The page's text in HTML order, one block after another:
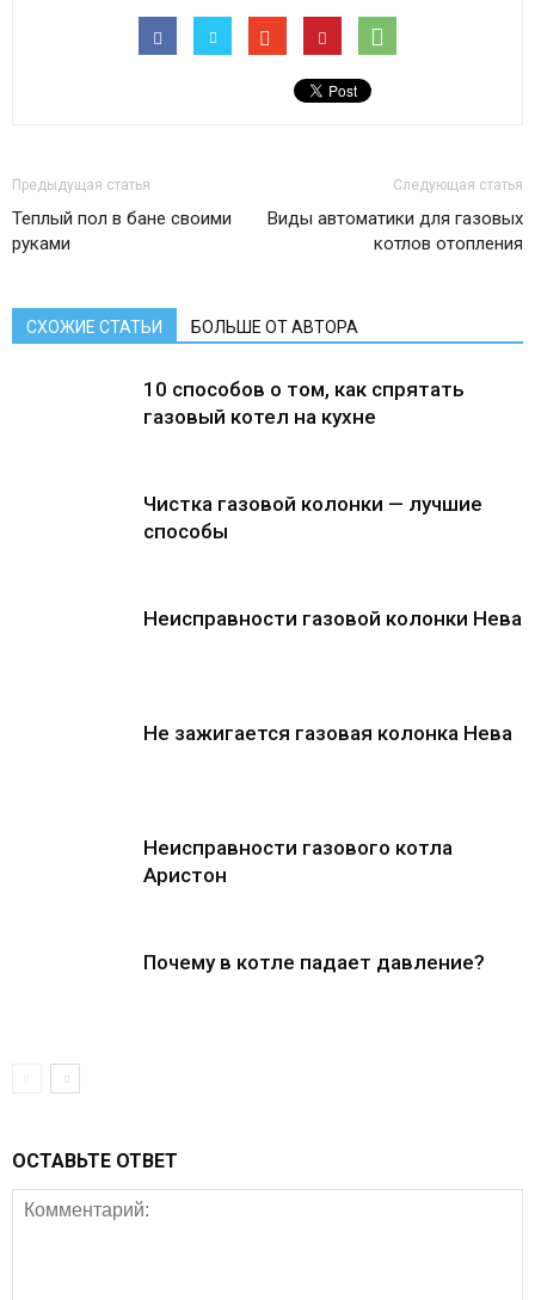
Предыдущая статья
Теплый пол в бане своими
руками
Следующая статья
Виды автоматики для газовых
котлов отопления
СХОЖИЕ СТАТЬИ БОЛЬШЕ ОТ АВТОРА
10 способов о том, как спрятать
газовый котел на кухне
Чистка газовой колонки — лучшие
способы
Неисправности газовой колонки Нева
Не зажигается газовая колонка Нева
Неисправности газового котла
Аристон
Почему в котле падает давление?
ОСТАВЬТЕ ОТВЕТ